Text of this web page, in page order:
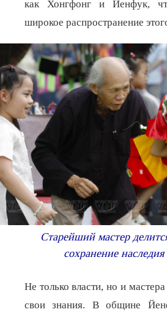
как Хонгфонг и Йенфук,
широкое распространение
Старейший мастер
сохранение
Не только власти, но и
свои знания. В общине